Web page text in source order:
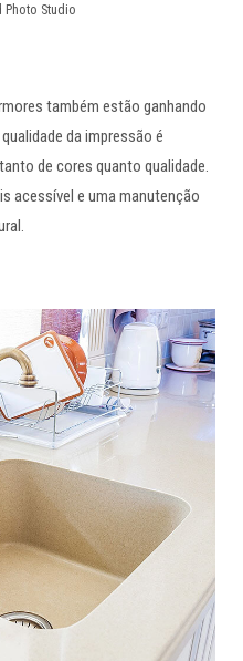
Photo Studio
também estão ganhando
da impressão é
de cores quanto qualidade.
acessível e uma manutenção